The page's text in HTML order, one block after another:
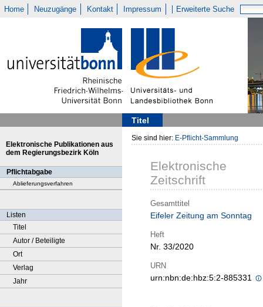
Home Neuzugänge Kontakt Impressum Erweiterte Suche
Titel
Elektronische Publikationen aus
dem Regierungsbezirk Köln
Pflichtabgabe
Ablieferungsverfahren
Listen
Titel
Autor / Beteiligte
Ort
Verlag
Jahr
Sie sind hier: E-Pflicht-Sammlung
Elektronische
Zeitschrift
Gesamttitel
Eifeler Zeitung am Sonntag
Heft
Nr. 33/2020
URN
urn:nbn:de:hbz:5:2-885331